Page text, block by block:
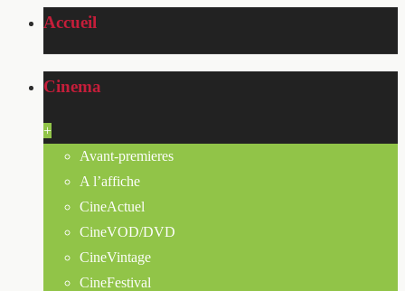
Accueil
Cinema
+
Avant-premieres
A l’affiche
CineActuel
CineVOD/DVD
CineVintage
CineFestival